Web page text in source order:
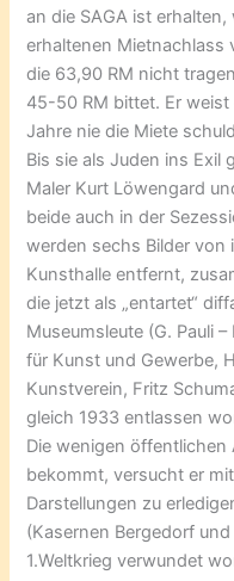
an die SAGA ist
erhaltenen Mietnachlass
die 63,90 RM nicht
45-50 RM bittet. Er weist
Jahre nie die Miete
Bis sie als Juden ins Exil
Maler Kurt Löwengard
beide auch in der
werden sechs Bilder von
Kunsthalle entfernt,
die jetzt als „entartet“
Museumsleute (G. Pauli
für Kunst und Gewerbe,
Kunstverein, Fritz
gleich 1933 entlassen
Die wenigen öffentlichen
bekommt, versucht er
Darstellungen zu
(Kasernen Bergedorf
1.Weltkrieg verwundet